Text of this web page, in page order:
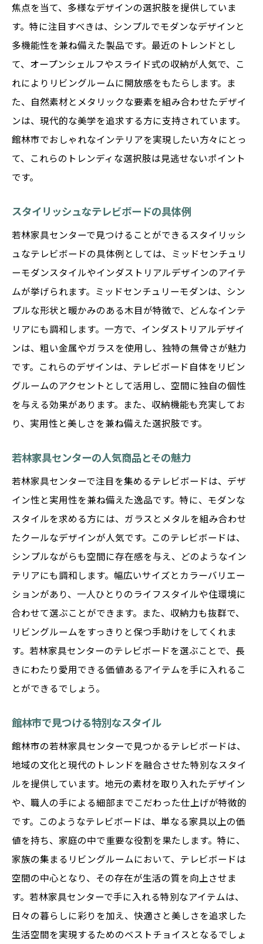
焦点を当て、多様なデザインの選択肢を提供していま
す。特に注目すべきは、シンプルでモダンなデザインと
多機能性を兼ね備えた製品です。最近のトレンドとし
て、オープンシェルフやスライド式の収納が人気で、こ
れによりリビングルームに開放感をもたらします。ま
た、自然素材とメタリックな要素を組み合わせたデザイ
ンは、現代的な美学を追求する方に支持されています。
館林市でおしゃれなインテリアを実現したい方々にとっ
て、これらのトレンディな選択肢は見逃せないポイント
です。
スタイリッシュなテレビボードの具体例
若林家具センターで見つけることができるスタイリッシ
ュなテレビボードの具体例としては、ミッドセンチュリ
ーモダンスタイルやインダストリアルデザインのアイテ
ムが挙げられます。ミッドセンチュリーモダンは、シン
プルな形状と暖かみのある木目が特徴で、どんなインテ
リアにも調和します。一方で、インダストリアルデザイ
ンは、粗い金属やガラスを使用し、独特の無骨さが魅力
です。これらのデザインは、テレビボード自体をリビン
グルームのアクセントとして活用し、空間に独自の個性
を与える効果があります。また、収納機能も充実してお
り、実用性と美しさを兼ね備えた選択肢です。
若林家具センターの人気商品とその魅力
若林家具センターで注目を集めるテレビボードは、デザ
イン性と実用性を兼ね備えた逸品です。特に、モダンな
スタイルを求める方には、ガラスとメタルを組み合わせ
たクールなデザインが人気です。このテレビボードは、
シンプルながらも空間に存在感を与え、どのようなイン
テリアにも調和します。幅広いサイズとカラーバリエー
ションがあり、一人ひとりのライフスタイルや住環境に
合わせて選ぶことができます。また、収納力も抜群で、
リビングルームをすっきりと保つ手助けをしてくれま
す。若林家具センターのテレビボードを選ぶことで、長
きにわたり愛用できる価値あるアイテムを手に入れるこ
とができるでしょう。
館林市で見つける特別なスタイル
館林市の若林家具センターで見つかるテレビボードは、
地域の文化と現代のトレンドを融合させた特別なスタイ
ルを提供しています。地元の素材を取り入れたデザイン
や、職人の手による細部までこだわった仕上げが特徴的
です。このようなテレビボードは、単なる家具以上の価
値を持ち、家庭の中で重要な役割を果たします。特に、
家族の集まるリビングルームにおいて、テレビボードは
空間の中心となり、その存在が生活の質を向上させま
す。若林家具センターで手に入れる特別なアイテムは、
日々の暮らしに彩りを加え、快適さと美しさを追求した
生活空間を実現するためのベストチョイスとなるでしょ